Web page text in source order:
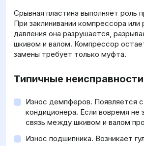
Срывная пластина выполняет роль
При заклинивании компрессора или
давления она разрушается,
шкивом и валом. Компрессор
замены требует только муфта.
Типичные неисправности
Износ демпферов. Появляется
кондиционера. Если вовремя не
связь между шкивом и валом
Износ подшипника. Возникает